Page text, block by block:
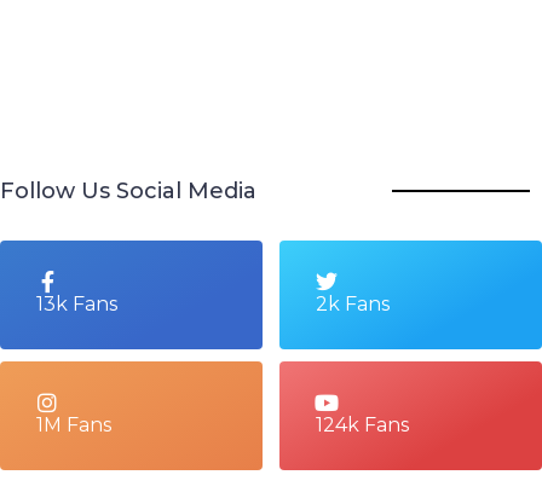
Follow Us Social Media
13k Fans 2k Fans
1M Fans 124k Fans